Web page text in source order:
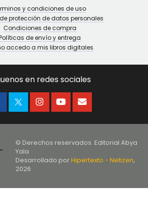
y condiciones de uso
protección de datos personales
Condiciones de compra
de envío y entrega
accedo a mis libros digitales
en redes sociales
© Derechos reservados. Editorial Abya
Yala
Desarrollado porHipertexto - Netizen,
2026